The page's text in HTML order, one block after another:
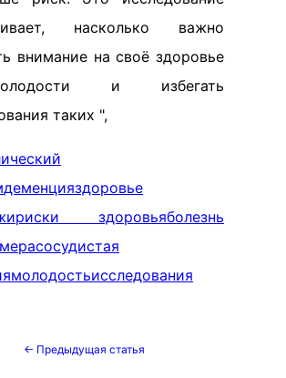
насколько важно
внимание на своё здоровье
и избегать
таких ",
деменцияздоровье
риски здоровьяболезнь
сосудистая
молодостьисследования
← Предыдущая статья